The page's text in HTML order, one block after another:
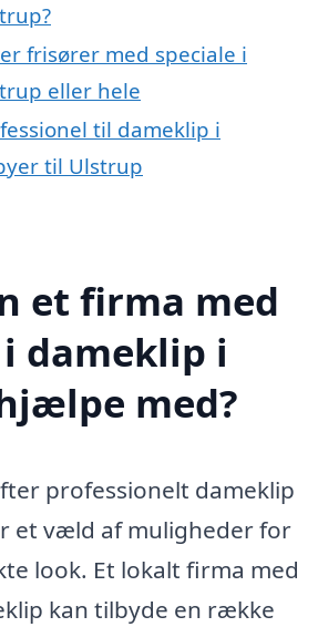
frisører med speciale i
eller hele
til dameklip i
til Ulstrup
et firma med
dameklip i
med?
professionelt dameklip
et væld af muligheder for
look. Et lokalt firma med
kan tilbyde en række